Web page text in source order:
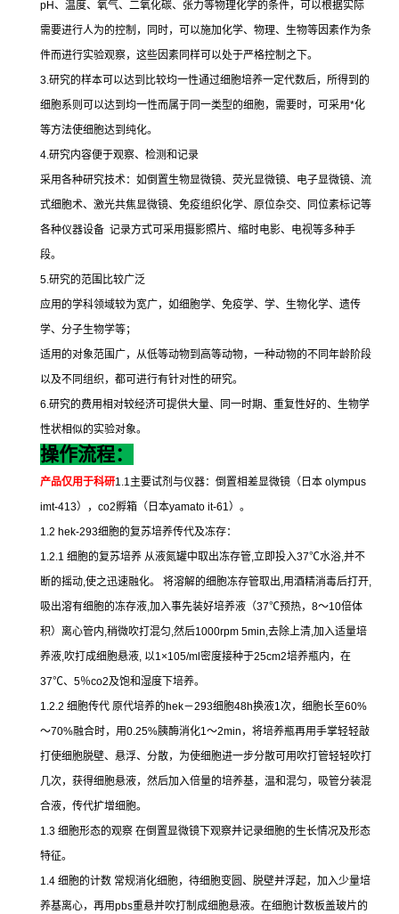
pH、温度、氧气、二氧化碳、张力等物理化学的条件，可以根据实际
需要进行人为的控制，同时，可以施加化学、物理、生物等因素作为条
件而进行实验观察，这些因素同样可以处于严格控制之下。
3.研究的样本可以达到比较均一性通过细胞培养一定代数后，所得到的
细胞系则可以达到均一性而属于同一类型的细胞，需要时，可采用*化
等方法使细胞达到纯化。
4.研究内容便于观察、检测和记录
采用各种研究技术：如倒置生物显微镜、荧光显微镜、电子显微镜、流
式细胞术、激光共焦显微镜、免疫组织化学、原位杂交、同位素标记等
各种仪器设备 记录方式可采用摄影照片、缩时电影、电视等多种手
段。
5.研究的范围比较广泛
应用的学科领域较为宽广，如细胞学、免疫学、学、生物化学、遗传
学、分子生物学等；
适用的对象范围广，从低等动物到高等动物，一种动物的不同年龄阶段
以及不同组织，都可进行有针对性的研究。
6.研究的费用相对较经济可提供大量、同一时期、重复性好的、生物学
性状相似的实验对象。
操作流程：
产品仅用于科研1.1主要试剂与仪器：倒置相差显微镜（日本 olympus
imt-413）， co2孵箱（日本yamato it-61）。
1.2 hek-293细胞的复苏培养传代及冻存：
1.2.1 细胞的复苏培养 从液氮罐中取出冻存管,立即投入37℃水浴,并不
断的摇动,使之迅速融化。 将溶解的细胞冻存管取出,用酒精消毒后打开,
吸出溶有细胞的冻存液,加入事先装好培养液（37℃预热， 8～10倍体
积）离心管内,稍微吹打混匀,然后1000rpm 5min,去除上清,加入适量培
养液,吹打成细胞悬液, 以1×105/ml 密度接种于25cm2培养瓶内，在
37℃、 5％co2及饱和湿度下培养。
1.2.2 细胞传代 原代培养的hek－293细胞48h换液1次，细胞长至60%
～70%融合时，用0.25%胰酶消化1～2min ，将培养瓶再用手掌轻轻敲
打使细胞脱壁、悬浮、分散，为使细胞进一步分散可用吹打管轻轻吹打
几次，获得细胞悬液，然后加入倍量的培养基，温和混匀，吸管分装混
合液，传代扩增细胞。
1.3 细胞形态的观察 在倒置显微镜下观察并记录细胞的生长情况及形态
特征。
1.4 细胞的计数 常规消化细胞，待细胞变圆、脱壁并浮起，加入少量培
养基离心，再用pbs重悬并吹打制成细胞悬液。在细胞计数板盖玻片的